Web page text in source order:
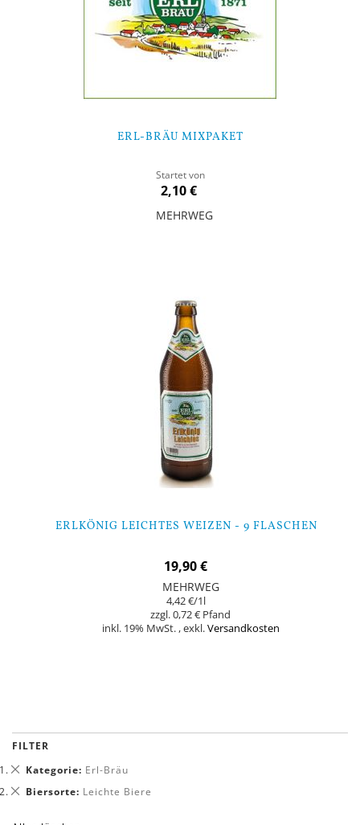
ERL-BRÄU MIXPAKET
Startet von
2,10 €
MEHRWEG
ERLKÖNIG LEICHTES WEIZEN - 9 FLASCHEN
19,90 €
MEHRWEG
4,42 €/1l
0,72 €
inkl. 19% MwSt. ,exkl.Versandkosten
FILTER
Kategorie Erl-Bräu
Dies
Biersorte Leichte Biere
Dies